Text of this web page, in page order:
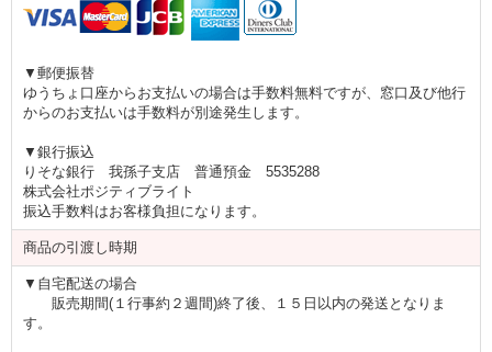
▼郵便振替
ゆうちょ口座からお支払いの場合は手数料無料ですが、窓口及び他行
からのお支払いは手数料が別途発生します。
▼銀行振込
りそな銀行 我孫子支店 普通預金 5535288
株式会社ポジティブライト
振込手数料はお客様負担になります。
商品の引渡し時期
▼自宅配送の場合
販売期間(１行事約２週間)終了後、１５日以内の発送となりま
す。